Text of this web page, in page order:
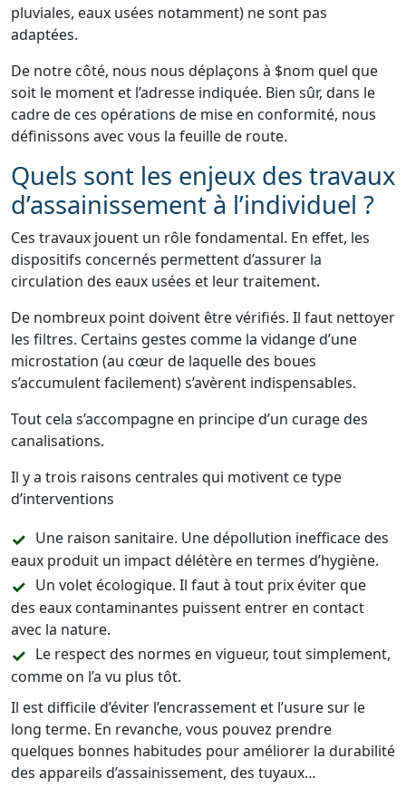
pluviales, eaux usées notamment) ne sont pas
adaptées.
De notre côté, nous nous déplaçons à $nom quel que
soit le moment et l’adresse indiquée. Bien sûr, dans le
cadre de ces opérations de mise en conformité, nous
définissons avec vous la feuille de route.
Quels sont les enjeux des travaux
d’assainissement à l’individuel ?
Ces travaux jouent un rôle fondamental. En effet, les
dispositifs concernés permettent d’assurer la
circulation des eaux usées et leur traitement.
De nombreux point doivent être vérifiés. Il faut nettoyer
les filtres. Certains gestes comme la vidange d’une
microstation (au cœur de laquelle des boues
s’accumulent facilement) s’avèrent indispensables.
Tout cela s’accompagne en principe d’un curage des
canalisations.
Il y a trois raisons centrales qui motivent ce type
d’interventions
Une raison sanitaire. Une dépollution inefficace des
eaux produit un impact délétère en termes d’hygiène.
Un volet écologique. Il faut à tout prix éviter que
des eaux contaminantes puissent entrer en contact
avec la nature.
Le respect des normes en vigueur, tout simplement,
comme on l’a vu plus tôt.
Il est difficile d’éviter l’encrassement et l’usure sur le
long terme. En revanche, vous pouvez prendre
quelques bonnes habitudes pour améliorer la durabilité
des appareils d’assainissement, des tuyaux…